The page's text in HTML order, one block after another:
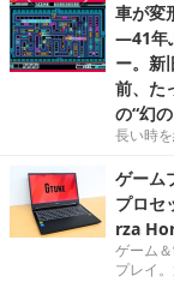
車が変
―41年
ー。新
前、た
の“幻
長い時
ゲーム
プロセ
rza
ゲーム
プレイ